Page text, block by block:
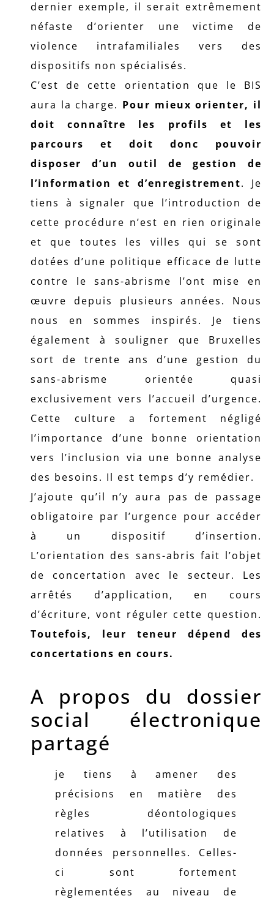
dernier exemple, il serait extrêmement
néfaste d’orienter une victime de
violence intrafamiliales vers des
dispositifs non spécialisés.
C’est de cette orientation que le BIS
aura la charge. Pour mieux orienter, il
doit connaître les profils et les
parcours et doit donc pouvoir
disposer d’un outil de gestion de
l’information et d’enregistrement. Je
tiens à signaler que l’introduction de
cette procédure n’est en rien originale
et que toutes les villes qui se sont
dotées d’une politique efficace de lutte
contre le sans-abrisme l’ont mise en
œuvre depuis plusieurs années. Nous
nous en sommes inspirés. Je tiens
également à souligner que Bruxelles
sort de trente ans d’une gestion du
sans-abrisme orientée quasi
exclusivement vers l’accueil d’urgence.
Cette culture a fortement négligé
I’importance d’une bonne orientation
vers l’inclusion via une bonne analyse
des besoins. Il est temps d’y remédier.
J’ajoute qu’il n’y aura pas de passage
obligatoire par l’urgence pour accéder
à un dispositif d’insertion.
L’orientation des sans-abris fait l’objet
de concertation avec le secteur. Les
arrêtés d’application, en cours
d’écriture, vont réguler cette question.
Toutefois, leur teneur dépend des
concertations en cours.
A propos du dossier
social électronique
partagé
je tiens à amener des
précisions en matière des
règles déontologiques
relatives à l’utilisation de
données personnelles. Celles-
ci sont fortement
règlementées au niveau de